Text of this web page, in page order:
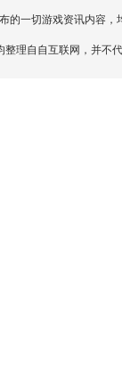
的一切游戏资讯内容
理自自互联网，并不